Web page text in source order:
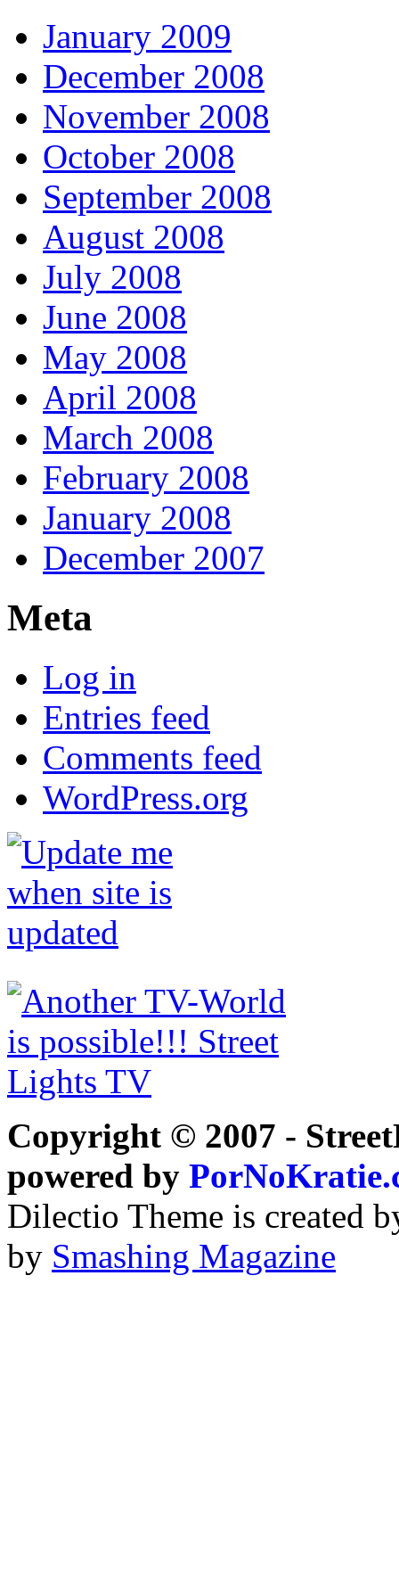
January 2009
December 2008
November 2008
October 2008
September 2008
August 2008
July 2008
June 2008
May 2008
April 2008
March 2008
February 2008
January 2008
December 2007
Meta
Log in
Entries feed
Comments feed
WordPress.org
Copyright © 2007 -
powered by
Dilectio Theme is created
by Smashing Magazine